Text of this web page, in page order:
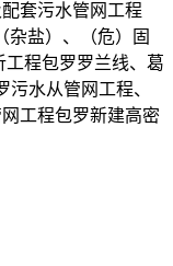
套污水管网工程
杂盐）、（危）固
工程包罗罗兰线、葛
水从管网工程、
工程包罗新建高密